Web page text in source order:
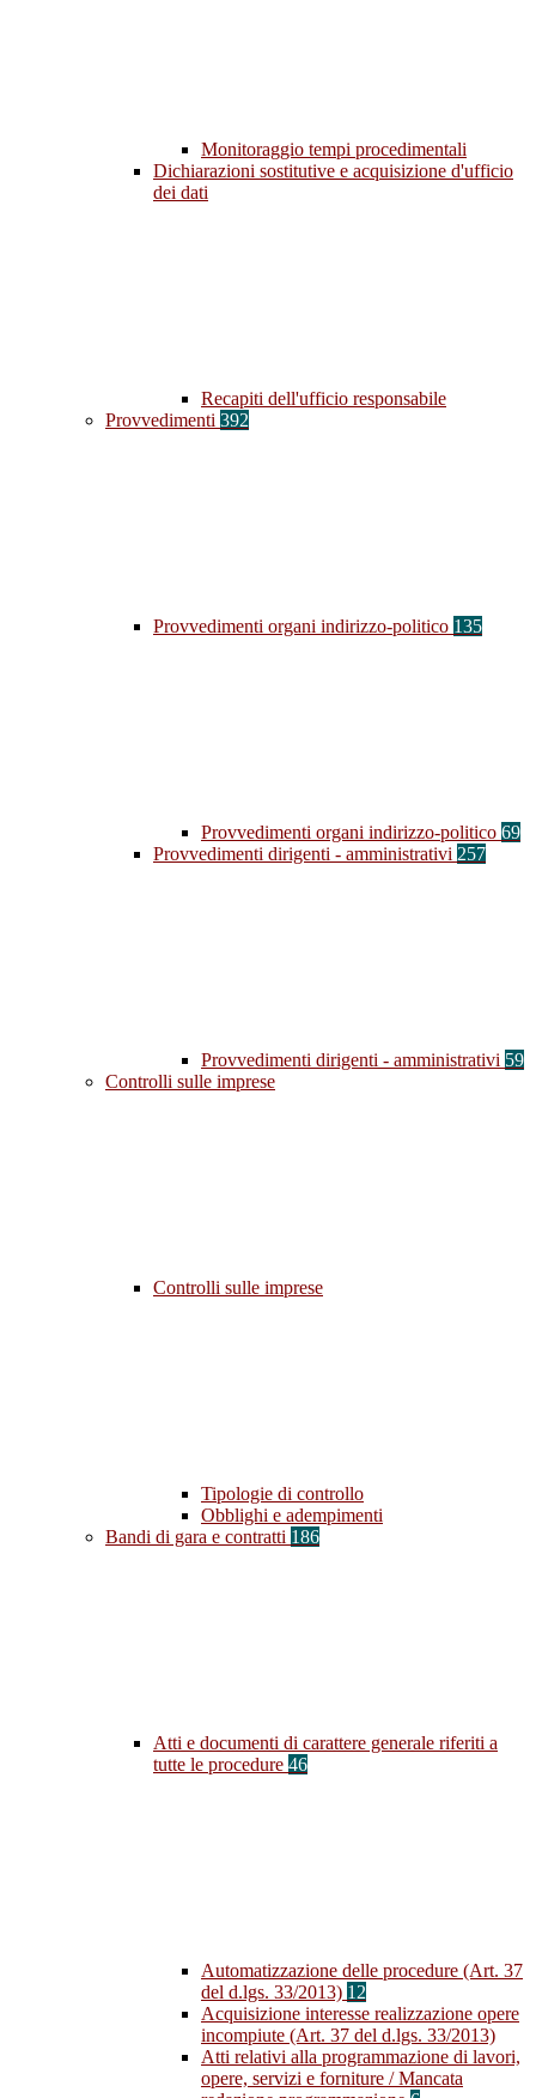
Monitoraggio tempi procedimentali
Dichiarazioni sostitutive e acquisizione d'ufficio
dei dati
Recapiti dell'ufficio responsabile
Provvedimenti 392
Provvedimenti organi indirizzo-politico 135
Provvedimenti organi indirizzo-politico 69
Provvedimenti dirigenti - amministrativi 257
Provvedimenti dirigenti - amministrativi 59
Controlli sulle imprese
Controlli sulle imprese
Tipologie di controllo
Obblighi e adempimenti
Bandi di gara e contratti 186
Atti e documenti di carattere generale riferiti a
tutte le procedure 46
Automatizzazione delle procedure (Art. 37
del d.lgs. 33/2013) 12
Acquisizione interesse realizzazione opere
incompiute (Art. 37 del d.lgs. 33/2013)
Atti relativi alla programmazione di lavori,
opere, servizi e forniture / Mancata